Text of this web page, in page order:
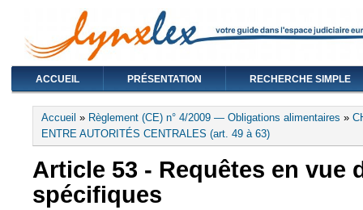
ACCUEIL PRÉSENTATION RECHERCHE SIMPLE
Vous êtes ici
Accueil » Règlement (CE) n° 4/2009 — Obligations alimentaires »
ENTRE AUTORITÉS CENTRALES (art. 49 à 63)
Article 53 - Requêtes en vue
spécifiques